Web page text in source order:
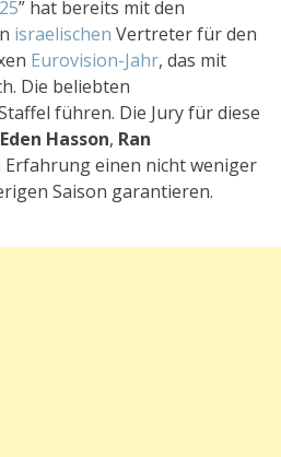
” hat bereits mit den
israelischen Vertreter für den
Eurovision-Jahr, das mit
Die beliebten
führen. Die Jury für diese
Eden Hasson, Ran
einen nicht weniger
Saison garantieren.